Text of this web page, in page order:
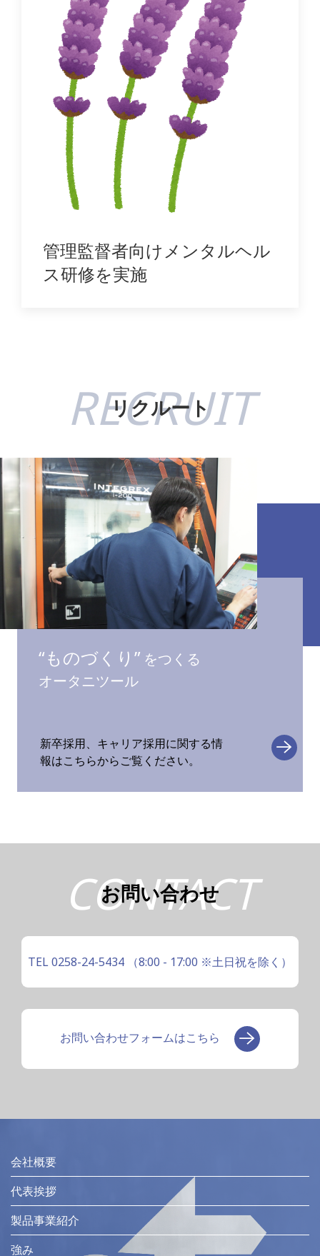
管理監督者向けメンタルヘル
ス研修を実施
リクルート
RECRUIT
“ものづくり” をつくる
オータニツール
新卒採用、キャリア採用に関する情
報はこちらからご覧ください。
お問い合わせ
CONTACT
TEL 0258-24-5434 （8:00 - 17:00 ※土日祝を除く）
お問い合わせフォームはこちら
会社概要
代表挨拶
製品事業紹介
強み